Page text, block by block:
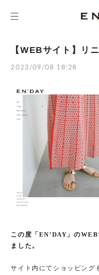
【WEBサイト】リ
2023/09/08 18:28
この度「EN’DAY」の
ました。
サイト内にてショッピング